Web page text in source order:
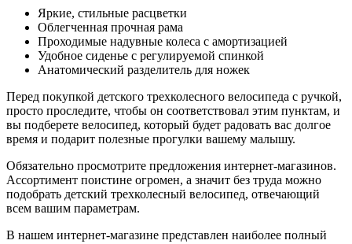
Яркие, стильные расцветки
Облегченная прочная рама
Проходимые надувные колеса с амортизацией
Удобное сиденье с регулируемой спинкой
Анатомический разделитель для ножек
Перед покупкой детского трехколесного велосипеда с ручкой,
просто проследите, чтобы он соответствовал этим пунктам, и
вы подберете велосипед, который будет радовать вас долгое
время и подарит полезные прогулки вашему малышу.
Обязательно просмотрите предложения интернет-магазинов.
Ассортимент поистине огромен, а значит без труда можно
подобрать детский трехколесный велосипед, отвечающий
всем вашим параметрам.
В нашем интернет-магазине представлен наиболее полный